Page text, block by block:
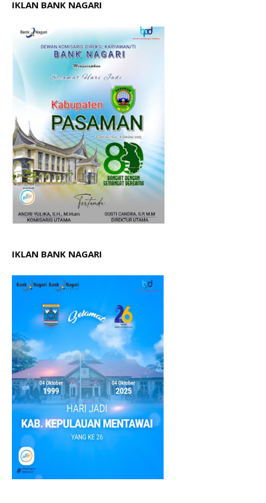
IKLAN BANK NAGARI
IKLAN BANK NAGARI